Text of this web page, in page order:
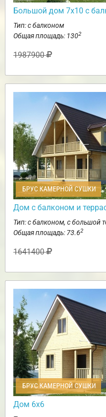
Большой дом 7х10 с
Тип: с балконом
Общая площадь: 1302
1987900
БРУС КАМЕРНОЙ СУШКИ
Дом с балконом и
Тип: с балконом, с большой
Общая площадь: 73.62
1641400
БРУС КАМЕРНОЙ СУШКИ
Дом 6х6